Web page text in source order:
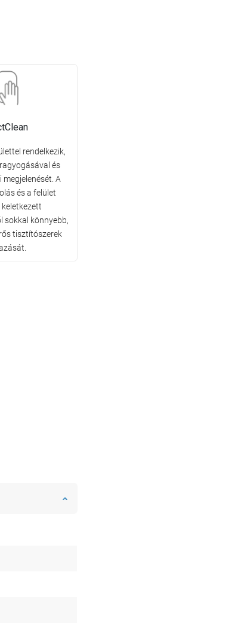
rendelkezik,
és
megjelenését. A
és a felület
sokkal könnyebb,
tisztítószerek